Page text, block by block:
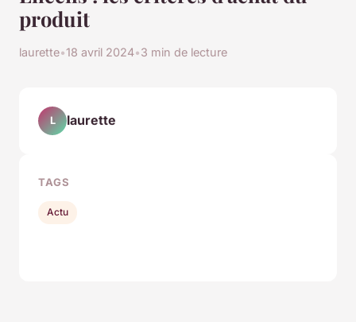
produit
laurette•18 avril 2024•3 min de lecture
L laurette
TAGS
Actu